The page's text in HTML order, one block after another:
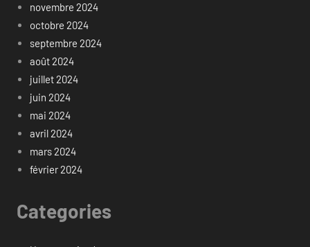
novembre 2024
octobre 2024
septembre 2024
août 2024
juillet 2024
juin 2024
mai 2024
avril 2024
mars 2024
février 2024
Categories